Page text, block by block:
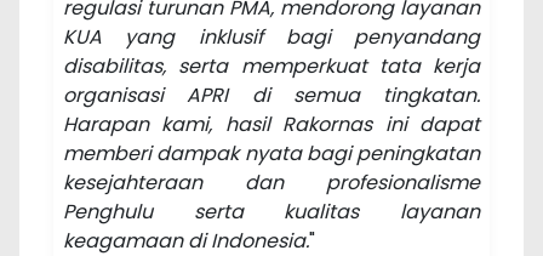
regulasi turunan PMA, mendorong layanan
KUA yang inklusif bagi penyandang
disabilitas, serta memperkuat tata kerja
organisasi APRI di semua tingkatan.
Harapan kami, hasil Rakornas ini dapat
memberi dampak nyata bagi peningkatan
kesejahteraan dan profesionalisme
Penghulu serta kualitas layanan
keagamaan di Indonesia."